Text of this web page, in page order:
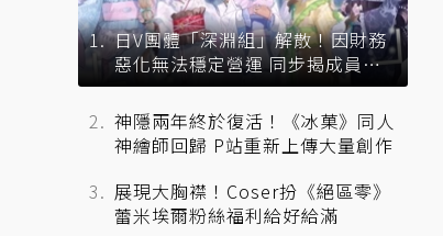
日V團體「深淵組」解散！因財務
惡化無法穩定營運 同步揭成員未
來去向
神隱兩年終於復活！《冰菓》同人
神繪師回歸 P站重新上傳大量創作
展現大胸襟！Coser扮《絕區零》
蕾米埃爾粉絲福利給好給滿